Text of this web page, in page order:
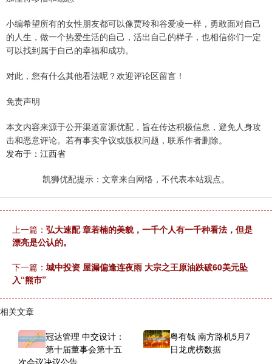
小编希望所有的女性朋友都可以像贾玲和谷爱凌一样，勇敢面对自己
的人生，做一个热爱生活的自己，活出自己的样子，也相信你们一定
可以找到属于自己的幸福和成功。
对此，您有什么其他看法呢？欢迎评论区留言！
免责声明
本文内容来源于公开渠道富源优配，旨在传达积极信息，避免人身攻
击和恶意评论。若有事实争议或版权问题，联系作者删除。
发布于：江西省
凯狮优配提示：文章来自网络，不代表本站观点。
上一篇： 弘大速配 章若楠的美貌，一千个人有一千种看法，但是
漂亮是公认的。
下一篇： 城中投资 屋漏偏逢连夜雨 大宗之王原油跌破60美元坠
入“熊市”
相关文章
冠达管理 中交设计：
第十届董事会第十五
粤有钱 南方路机5月7
日龙虎榜数据